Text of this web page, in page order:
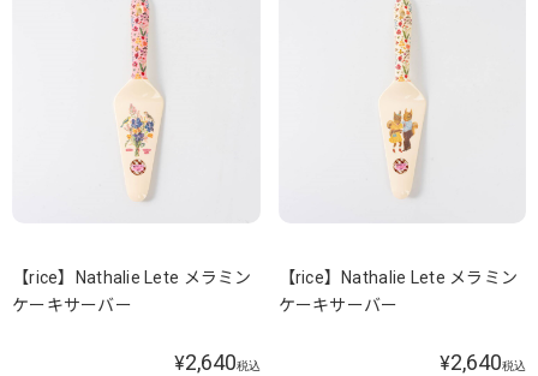
【rice】Nathalie Lete メラミン
ケーキサーバー
¥2,640税込
【rice】Nathalie Lete メラミン
ケーキサーバー
¥2,640税込